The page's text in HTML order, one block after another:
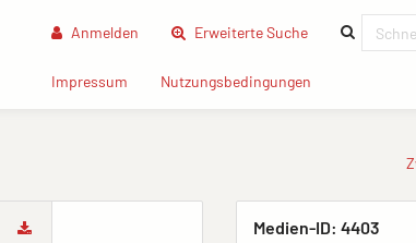
Anmelden Erweiterte Suche(current)
Impressum (current)Nutzungsbedingungen
Medien-ID: 4403